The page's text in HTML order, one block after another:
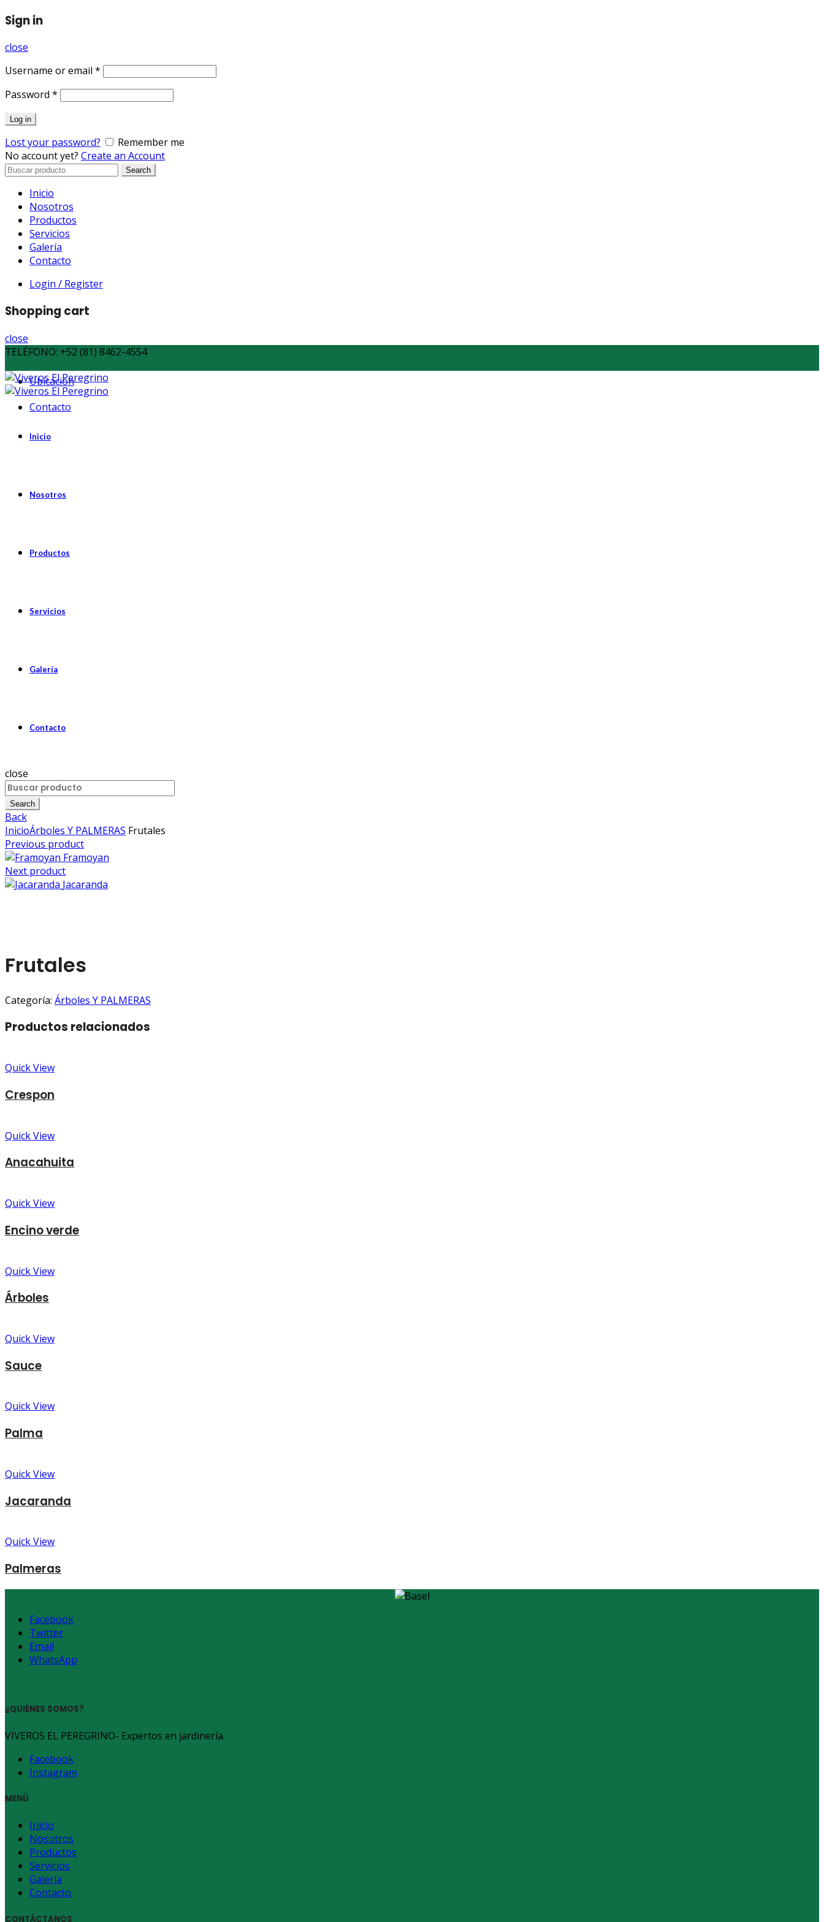
Sign in
close
Username or email *
Password *
Log in
Lost your password?
Remember me
No account yet? Create an Account
Search
Search
Inicio
Nosotros
Productos
Servicios
Galería
Contacto
Login / Register
Shopping cart
close
TELÉFONO: +52 (81) 8462-4554
Ubicación
Contacto
Inicio
Nosotros
Productos
Servicios
Galería
Contacto
close
Search
for:
Search
Back
InicioÁrboles Y PALMERAS Frutales
Previous product
Framoyan
Next product
Jacaranda
Frutales
Categoría: Árboles Y PALMERAS
Productos relacionados
Quick View
Crespon
Quick View
Anacahuita
Quick View
Encino verde
Quick View
Árboles
Quick View
Sauce
Quick View
Palma
Quick View
Jacaranda
Quick View
Palmeras
Facebook
Twitter
Email
WhatsApp
¿QUIÉNES SOMOS?
VIVEROS EL PEREGRINO- Expertos en jardinería.
Facebook
Instagram
MENÚ
Inicio
Nosotros
Productos
Servicios
Galería
Contacto
CONTÁCTANOS